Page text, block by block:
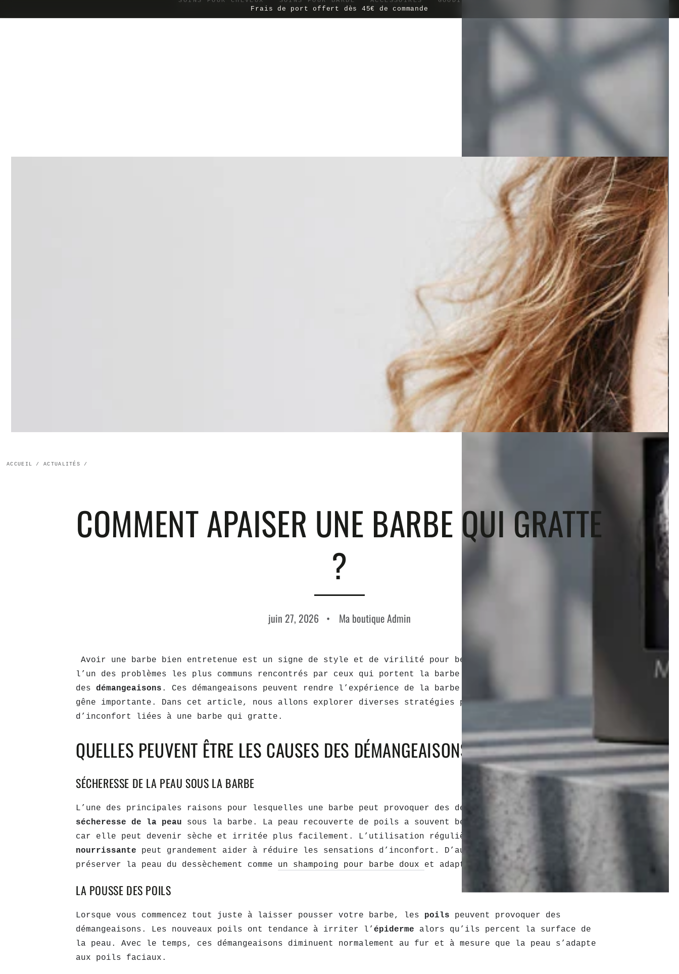
Frais de port offert dès 45€ de commande
ACCUEIL / ACTUALITÉS /
COMMENT APAISER UNE BARBE QUI GRATTE
?
juin 27, 2026 Ma boutique Admin
Avoir une barbe bien entretenue est un signe de style et de virilité pour beaucoup d’hommes. Cependant,
l’un des problèmes les plus communs rencontrés par ceux qui portent la barbe est sans doute le problème
des démangeaisons . Ces démangeaisons peuvent rendre l’expérience de la barbe moins agréable, causant une
gêne importante. Dans cet article, nous allons explorer diverses stratégies pour apaiser les sensations
d’inconfort liées à une barbe qui gratte.
QUELLES PEUVENT ÊTRE LES CAUSES DES DÉMANGEAISONS DE LA BARBE ?
SÉCHERESSE DE LA PEAU SOUS LA BARBE
L’une des principales raisons pour lesquelles une barbe peut provoquer des démangeaisons est la
sécheresse de la peau sous la barbe. La peau recouverte de poils a souvent besoin de soins particuliers
car elle peut devenir sèche et irritée plus facilement. L’utilisation régulière d’une huile pour barbe
nourrissante peut grandement aider à réduire les sensations d’inconfort. D’autres produits peuvent
préserver la peau du dessèchement comme un shampoing pour barbe doux et adapté à la peau du visage.
LA POUSSE DES POILS
Lorsque vous commencez tout juste à laisser pousser votre barbe, les poils peuvent provoquer des
démangeaisons. Les nouveaux poils ont tendance à irriter l’ épiderme alors qu’ils percent la surface de
la peau. Avec le temps, ces démangeaisons diminuent normalement au fur et à mesure que la peau s’adapte
aux poils faciaux.